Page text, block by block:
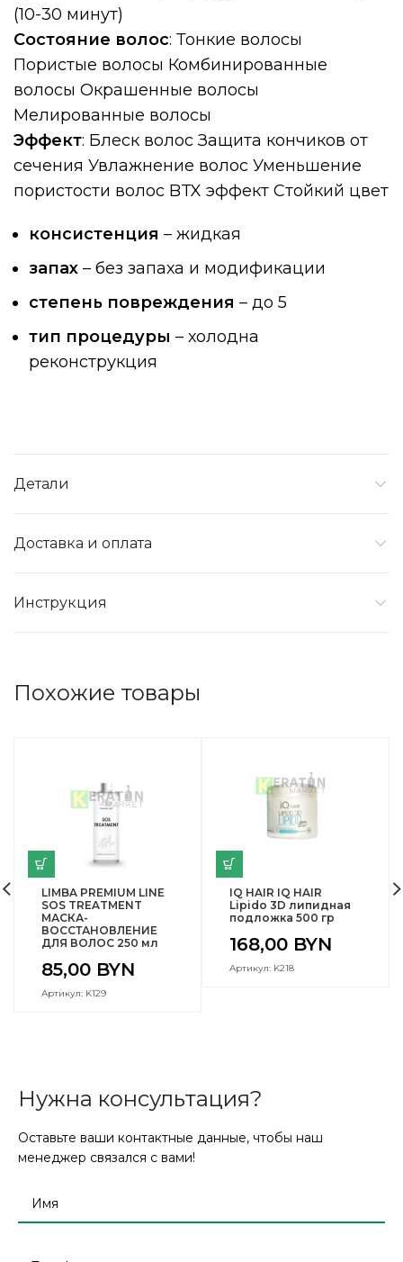
(10-30 минут)
Состояние волос: Тонкие волосы
Пористые волосы Комбинированные
волосы Окрашенные волосы
Мелированные волосы
Эффект: Блеск волос Защита кончиков от
сечения Увлажнение волос Уменьшение
пористости волос BTX эффект Стойкий цвет
консистенция – жидкая
запах – без запаха и модификации
степень повреждения – до 5
тип процедуры – холодна
реконструкция
Детали
Доставка и оплата
Инструкция
Похожие товары
LIMBA PREMIUM LINE
SOS TREATMENT
МАСКА-
ВОССТАНОВЛЕНИЕ
ДЛЯ ВОЛОС 250 мл
85,00 BYN
Артикул: K129
IQ HAIR IQ HAIR
Lipido 3D липидная
подложка 500 гр
168,00 BYN
Артикул: K218
Нужна консультация?
Оставьте ваши контактные данные, чтобы наш
менеджер связался с вами!